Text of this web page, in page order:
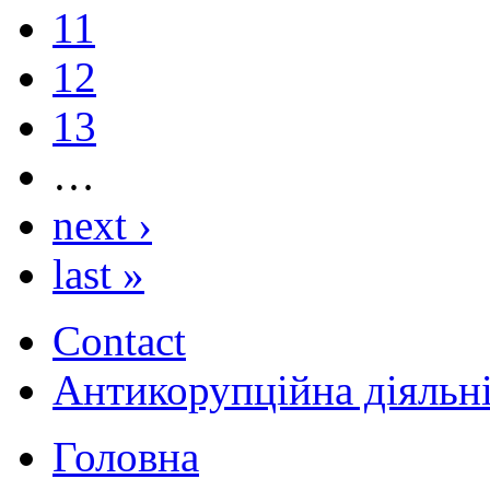
11
12
13
…
next ›
last »
Contact
Антикорупційна
Головна